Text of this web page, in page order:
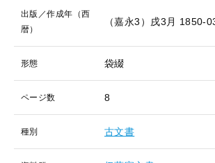
出版／作成年（西
暦）
（嘉永3）戌3月 1850-
形態 袋綴
ページ数 8
種別 古文書